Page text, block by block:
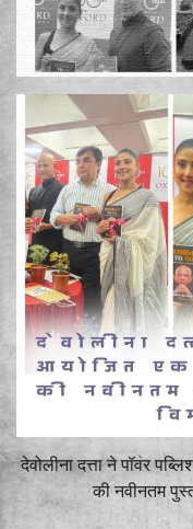
देवोलीना दत्ता ने पॉवर
की नवीनतम